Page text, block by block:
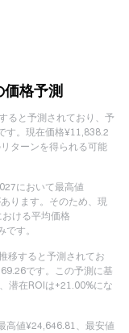
格予測
ると予測されており、予
す。現在価格¥11,838.2
ターンを得られる可能
において最高値
ります。そのため、現
ける平均価格
す。
移すると予測されてお
です。この予測に基
潜在ROIは+21.00%にな
高値¥24,646.81、最安値